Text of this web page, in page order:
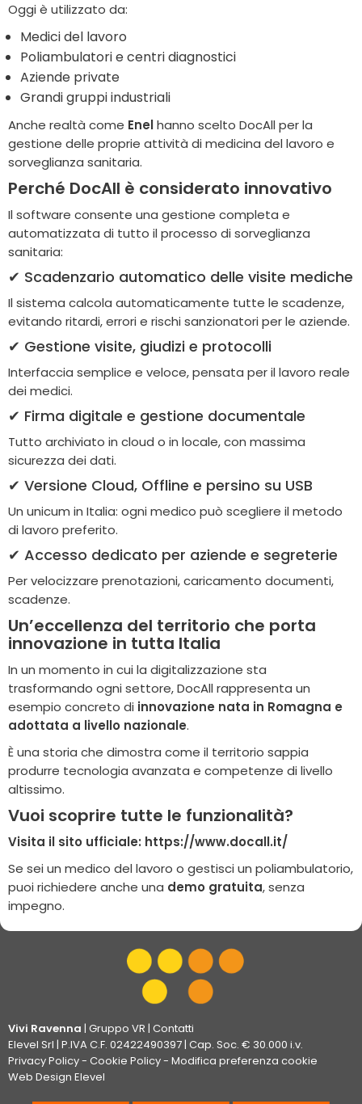
Oggi è utilizzato da:
Medici del lavoro
Poliambulatori e centri diagnostici
Aziende private
Grandi gruppi industriali
Anche realtà come Enelhanno scelto DocAll per la
gestione delle proprie attività di medicina del lavoro e
sorveglianza sanitaria.
Perché DocAll è considerato innovativo
Il software consente una gestione completa e
automatizzata di tutto il processo di sorveglianza
sanitaria:
✔ Scadenzario automatico delle visite mediche
Il sistema calcola automaticamente tutte le scadenze,
evitando ritardi, errori e rischi sanzionatori per le aziende.
✔ Gestione visite, giudizi e protocolli
Interfaccia semplice e veloce, pensata per il lavoro reale
dei medici.
✔ Firma digitale e gestione documentale
Tutto archiviato in cloud o in locale, con massima
sicurezza dei dati.
✔ Versione Cloud, Offline e persino su USB
Un unicum in Italia: ogni medico può scegliere il metodo
di lavoro preferito.
✔ Accesso dedicato per aziende e segreterie
Per velocizzare prenotazioni, caricamento documenti,
scadenze.
Un’eccellenza del territorio che porta
innovazione in tutta Italia
In un momento in cui la digitalizzazione sta
trasformando ogni settore, DocAll rappresenta un
esempio concreto di innovazione nata in Romagna e
adottata a livello nazionale.
È una storia che dimostra come il territorio sappia
produrre tecnologia avanzata e competenze di livello
altissimo.
Vuoi scoprire tutte le funzionalità?
Visita il sito ufficiale: https://www.docall.it/
Se sei un medico del lavoro o gestisci un poliambulatorio,
puoi richiedere anche una demo gratuita, senza
impegno.
Vivi Ravenna | Gruppo VR | Contatti
Elevel Srl | P.IVA C.F. 02422490397 | Cap. Soc. € 30.000 i.v.
Privacy Policy- Cookie Policy- Modifica preferenza cookie
Web Design Elevel